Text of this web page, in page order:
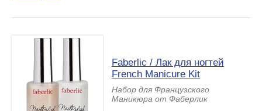
Faberlic / Лак для ногтей
French Manicure Kit
Набор для Французского
Маникюра от Фаберлик